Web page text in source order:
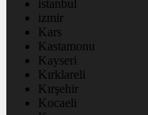
istanbul
izmir
Kars
Kastamonu
Kayseri
Kırklareli
Kırşehir
Kocaeli